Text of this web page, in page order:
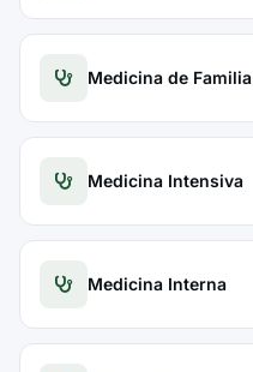
Medicina de Familia
Medicina Intensiva
Medicina Interna